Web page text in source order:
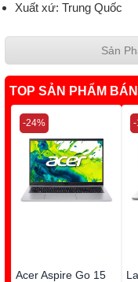
Xuất xứ: Trung Quốc
Sản
TOP SẢN PHẨM
Acer Aspire Go 15
-24%